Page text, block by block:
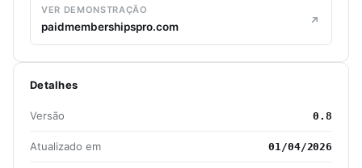
VER DEMONSTRAÇÃO
paidmembershipspro.com
Detalhes
Versão 0.8
Atualizado em 01/04/2026